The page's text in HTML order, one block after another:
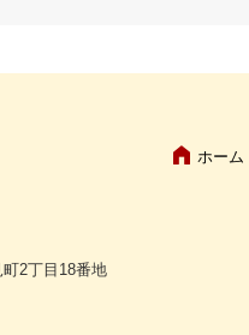
2丁目18番地
ホーム